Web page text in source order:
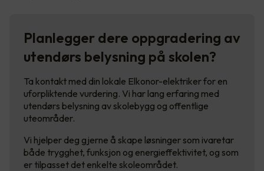
Planlegger dere oppgradering av
utendørs belysning på skolen?
Ta kontakt med din lokale Elkonor-elektriker for en
uforpliktende vurdering. Vi har lang erfaring med
utendørs belysning av skolebygg og offentlige
uteområder.
Vi hjelper deg gjerne å skape løsninger som ivaretar
både trygghet, funksjon og energieffektivitet, og som
er tilpasset det enkelte skoleområdet.